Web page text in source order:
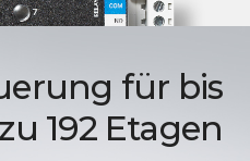
für bis
zu 192 Etagen